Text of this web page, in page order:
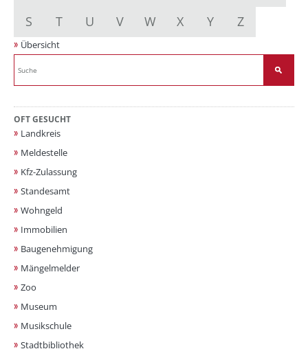
S
T U V W X Y Z
Übersicht
OFT GESUCHT
Landkreis
Meldestelle
Kfz-Zulassung
Standesamt
Wohngeld
Immobilien
Baugenehmigung
Mängelmelder
Zoo
Museum
Musikschule
Stadtbibliothek